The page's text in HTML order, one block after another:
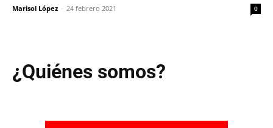
Marisol López - 24 febrero 2021 0
¿Quiénes somos?